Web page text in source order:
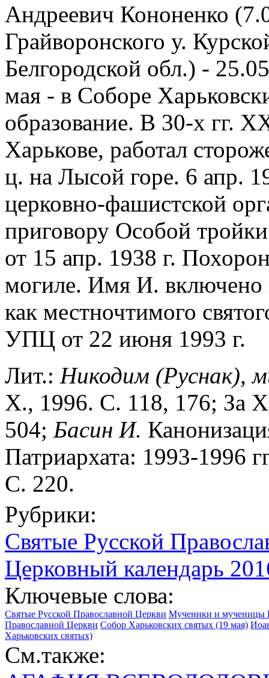
Андреевич Кононенко
Грайворонского у.
Белгородской обл.) -
мая - в Соборе
образование. В 30-х гг.
Харькове, работал
ц. на Лысой горе. 6 апр.
церковно-фашистской
приговору Особой
от 15 апр. 1938 г.
могиле. Имя И. включено
как местночтимого
УПЦ от 22 июня 1993 г.
Лит.: Никодим (Руснак),
Х., 1996. С. 118, 176; За
504; Басин И.
Патриархата: 1993-1996
С. 220.
Рубрики:
Святые Русской
Церковный календарь
Ключевые слова:
Святые Русской Православной Церкви Мученики и мученицы
Православной Церкви Собор Харьковских святых (19 мая)
Харьковских святых)
См.также: